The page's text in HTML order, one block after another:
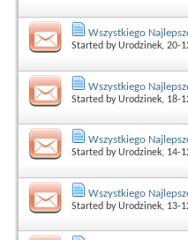
Wszystkiego
Started byUrodzinek, 20-
Wszystkiego
Started byUrodzinek, 18-
Wszystkiego
Started byUrodzinek, 14-
Wszystkiego
Started byUrodzinek, 13-